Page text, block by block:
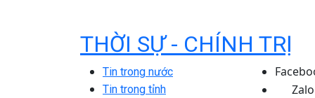
THỜI SỰ - CHÍNH TRỊ
Tin trong nước
Tin trong tỉnh
Zalo